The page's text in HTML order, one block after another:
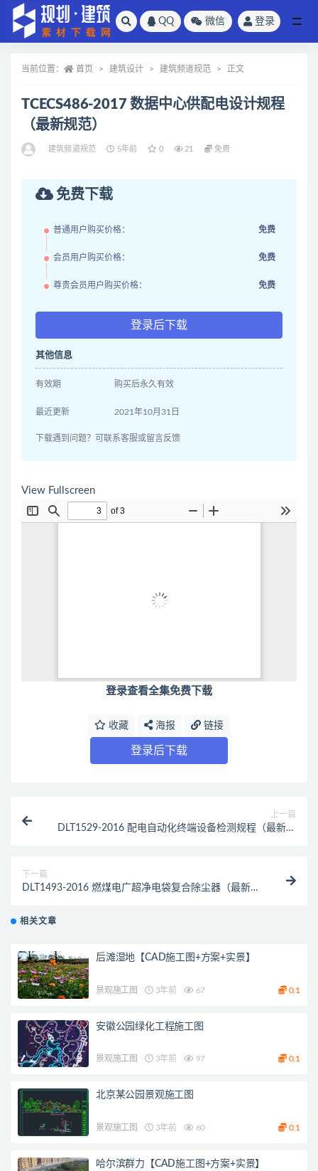
QQ 微信 登录
当前位置： 首页 建筑设计 建筑频道规范 正文
TCECS486-2017 数据中心供配电设计规程
（最新规范）
建筑频道规范 5年前 0 21 免费
免费下载
普通用户购买价格： 免费
会员用户购买价格： 免费
尊贵会员用户购买价格： 免费
登录后下载
其他信息
有效期 购买后永久有效
最近更新 2021年10月31日
下载遇到问题？可联系客服或留言反馈
View Fullscreen
登录查看全集免费下载
收藏 海报 链接
登录后下载
上一篇
DLT1529-2016 配电自动化终端设备检测规程（最新规
下一篇
DLT1493-2016 燃煤电广超净电袋复合除尘器（最新规
相关文章
后滩湿地【CAD施工图+方案+实景】
景观施工图 3年前 67 0.1
安徽公园绿化工程施工图
景观施工图 3年前 97 0.1
北京某公园景观施工图
景观施工图 3年前 60 0.1
哈尔滨群力【CAD施工图+方案+实景】
全部